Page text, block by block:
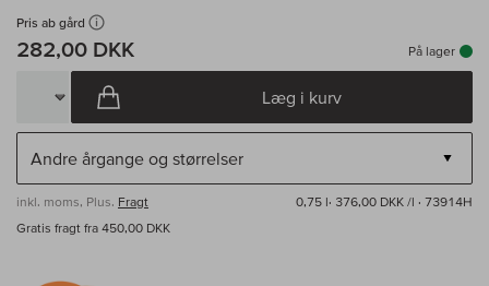
Pris ab gård
282,00 DKK På lager
Læg i kurv
inkl. moms, Plus. Fragt 0,75 l· 376,00 DKK /l · 73914H
Gratis fragt fra 450,00 DKK